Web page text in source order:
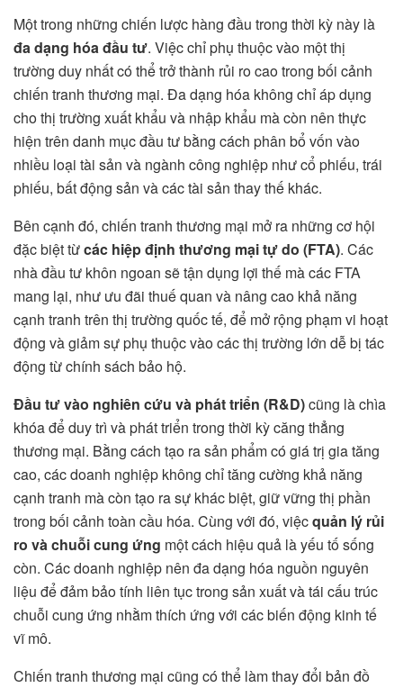
Một trong những chiến lược hàng đầu trong thời kỳ này là
đa dạng hóa đầu tư. Việc chỉ phụ thuộc vào một thị
trường duy nhất có thể trở thành rủi ro cao trong bối cảnh
chiến tranh thương mại. Đa dạng hóa không chỉ áp dụng
cho thị trường xuất khẩu và nhập khẩu mà còn nên thực
hiện trên danh mục đầu tư bằng cách phân bổ vốn vào
nhiều loại tài sản và ngành công nghiệp như cổ phiếu, trái
phiếu, bất động sản và các tài sản thay thế khác.
Bên cạnh đó, chiến tranh thương mại mở ra những cơ hội
đặc biệt từcác hiệp định thương mại tự do (FTA). Các
nhà đầu tư khôn ngoan sẽ tận dụng lợi thế mà các FTA
mang lại, như ưu đãi thuế quan và nâng cao khả năng
cạnh tranh trên thị trường quốc tế, để mở rộng phạm vi hoạt
động và giảm sự phụ thuộc vào các thị trường lớn dễ bị tác
động từ chính sách bảo hộ.
Đầu tư vào nghiên cứu và phát triển (R&D)cũng là chìa
khóa để duy trì và phát triển trong thời kỳ căng thẳng
thương mại. Bằng cách tạo ra sản phẩm có giá trị gia tăng
cao, các doanh nghiệp không chỉ tăng cường khả năng
cạnh tranh mà còn tạo ra sự khác biệt, giữ vững thị phần
trong bối cảnh toàn cầu hóa. Cùng với đó, việcquản lý rủi
ro và chuỗi cung ứng một cách hiệu quả là yếu tố sống
còn. Các doanh nghiệp nên đa dạng hóa nguồn nguyên
liệu để đảm bảo tính liên tục trong sản xuất và tái cấu trúc
chuỗi cung ứng nhằm thích ứng với các biến động kinh tế
vĩ mô.
Chiến tranh thương mại cũng có thể làm thay đổi bản đồ